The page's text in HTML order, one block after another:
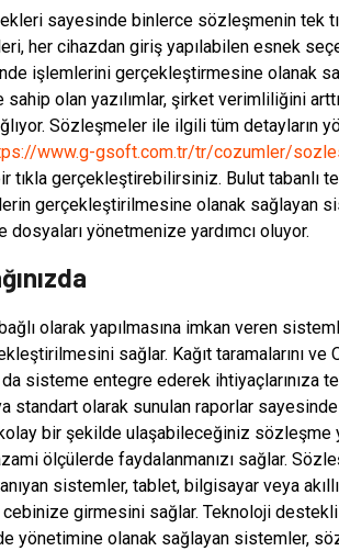
sayesinde binlerce sözleşmenin tek
her cihazdan giriş yapılabilen esnek
işlemlerini gerçekleştirmesine olanak
olan yazılımlar, şirket verimliliğini
Sözleşmeler ile ilgili tüm detayların
www.g-gsoft.com.tr/tr/cozumler/
gerçekleştirebilirsiniz. Bulut tabanlı
gerçekleştirilmesine olanak sağlayan
dosyaları yönetmenize yardımcı oluyor.
olarak yapılmasına imkan veren
sağlar. Kağıt taramalarını
sisteme entegre ederek ihtiyaçlarınıza
standart olarak sunulan raporlar
bir şekilde ulaşabileceğiniz sözleşme
ölçülerde faydalanmanızı sağlar.
sistemler, tablet, bilgisayar veya
girmesini sağlar. Teknoloji destekli
yönetimine olanak sağlayan sistemler,